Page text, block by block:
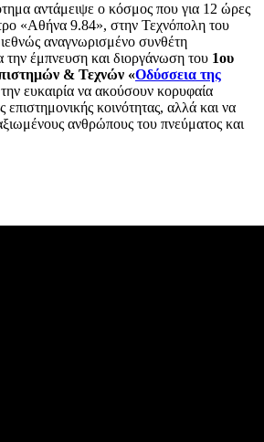
αντάμειψε ο κόσμος που για 12 ώρες
«Αθήνα 9.84», στην Τεχνόπολη του
αναγνωρισμένο συνθέτη
την έμπνευση και διοργάνωση του 1ου
& Τεχνών «Οδύσσεια της
ευκαιρία να ακούσουν κορυφαία
κοινότητας, αλλά και να
ανθρώπους του πνεύματος και